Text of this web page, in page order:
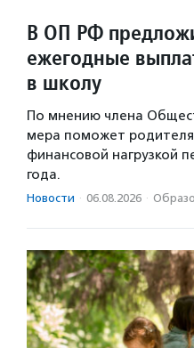
В ОП РФ
ежегодные
в школу
По мнению члена
мера поможет
финансовой нагрузкой
года.
Новости · 06.08.2026 ·